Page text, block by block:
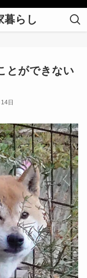
暮らし
とができない
日